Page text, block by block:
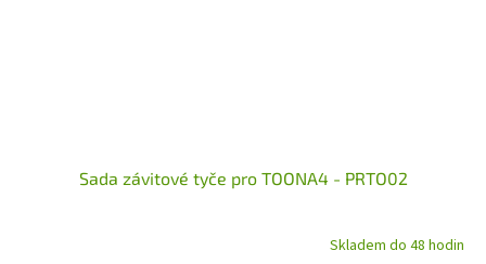
Sada závitové tyče pro TOONA4 - PRTO02
Skladem do 48 hodin